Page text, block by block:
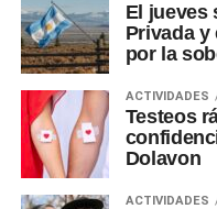
El jueves
Privada y
por la
ACTIVIDADES
Testeos
Dolavon
ACTIVIDADES